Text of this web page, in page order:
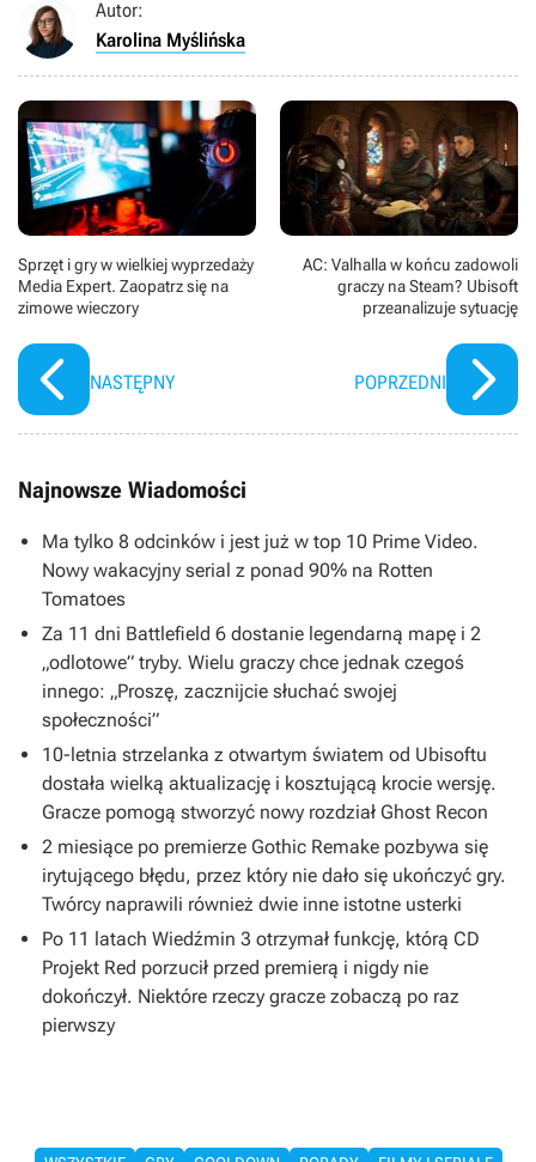
Sandra Drzymalska, Lorenzo Zurzolo, Mateusz
Kościukiewicz, Isabelle Huppert.
Autor:
Karolina Myślińska
Sprzęt i gry w wielkiej wyprzedaży
Media Expert. Zaopatrz się na
zimowe wieczory
NASTĘPNY
AC: Valhalla w końcu zadowoli
graczy na Steam? Ubisoft
przeanalizuje sytuację
POPRZEDNI
Najnowsze Wiadomości
Ma tylko 8 odcinków i jest już w top 10 Prime Video.
Nowy wakacyjny serial z ponad 90% na Rotten
Tomatoes
Za 11 dni Battlefield 6 dostanie legendarną mapę i 2
„odlotowe” tryby. Wielu graczy chce jednak czegoś
innego: „Proszę, zacznijcie słuchać swojej
społeczności”
10-letnia strzelanka z otwartym światem od Ubisoftu
dostała wielką aktualizację i kosztującą krocie wersję.
Gracze pomogą stworzyć nowy rozdział Ghost Recon
2 miesiące po premierze Gothic Remake pozbywa się
irytującego błędu, przez który nie dało się ukończyć gry.
Twórcy naprawili również dwie inne istotne usterki
Po 11 latach Wiedźmin 3 otrzymał funkcję, którą CD
Projekt Red porzucił przed premierą i nigdy nie
dokończył. Niektóre rzeczy gracze zobaczą po raz
pierwszy